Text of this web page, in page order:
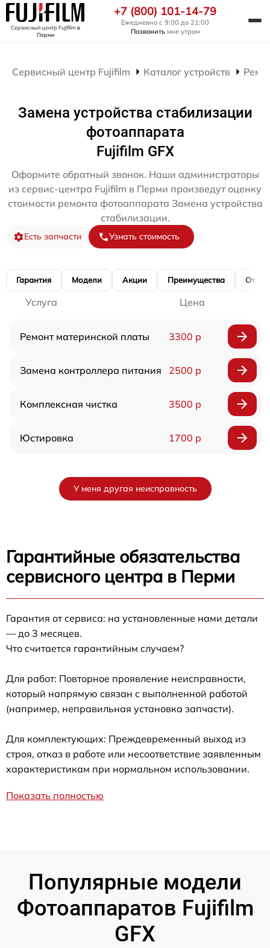
Сервисный центр Fujifilmв
Перми
+7 (800) 101-14-79
Ежедневно с 9:00 до 21:00
Позвонить мне утром
Сервисный центр Fujifilm Каталог устройств
Замена устройства стабилизации
фотоаппарата
Fujifilm GFX
Оформите обратный звонок. Наши администраторы
из сервис-центра Fujifilm в Перми произведут оценку
стоимости ремонта фотоаппарата Замена устройства
стабилизации.
Есть запчасти Узнать стоимость
Гарантия Модели Акции Преимущества
Услуга Цена
Ремонт материнской платы 3300 р
Замена контроллера питания 2500 р
Комплексная чистка 3500 р
Юстировка 1700 р
У меня другая неисправность
Гарантийные обязательства
сервисного центра в Перми
Гарантия от сервиса: на установленные нами детали
— до 3 месяцев.
Что считается гарантийным случаем?
Для работ: Повторное проявление неисправности,
который напрямую связан с выполненной работой
(например, неправильная установка запчасти).
Для комплектующих: Преждевременный выход из
строя, отказ в работе или несоответствие заявленным
характеристикам при нормальном использовании.
Показать полностью
Популярные модели
Фотоаппаратов Fujifilm
GFX